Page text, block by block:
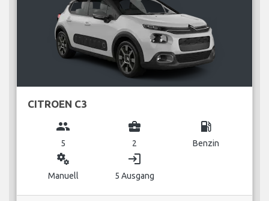
CITROEN C3
group
5
business_center
2
local_gas_station
Benzin
miscellaneous_services
Manuell
login
5 Ausgang